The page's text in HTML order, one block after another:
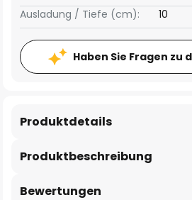
Ausladung / Tiefe (cm): 10
Haben Sie Fragen zu
Produktbeschreibung
Produktdetails
Bewertungen